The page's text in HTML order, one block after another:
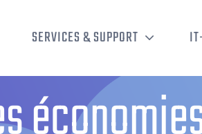
SERVICES & SUPPORT